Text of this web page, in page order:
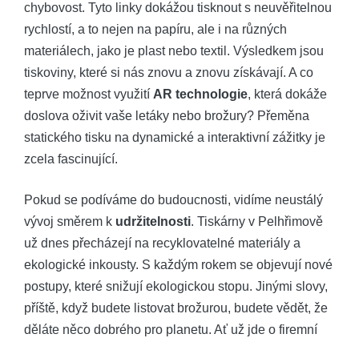
⁤chybovost. Tyto linky⁢ dokážou tisknout⁢ s neuvěřitelnou
rychlostí,‍ a to nejen na papíru, ale‍ i na ⁢různých
materiálech,‌ jako je plast nebo ⁢textil. Výsledkem jsou
tiskoviny,⁤ které si nás znovu a znovu získávají. A co
teprve možnost⁣ využití AR technologie, která dokáže
doslova oživit vaše letáky nebo brožury? Přeměna⁤
statického ⁤tisku‌ na‌ dynamické a ‌interaktivní⁣ zážitky je
zcela fascinující.
Pokud se⁣ podíváme do budoucnosti, vidíme⁢ neustálý⁢
vývoj směrem k udržitelnosti. Tiskárny‌ v Pelhřimově​
už ‍dnes přecházejí na ‌recyklovatelné ​materiály⁣ a
ekologické ‌inkousty. S každým rokem se​ objevují nové
‌postupy, ‌které snižují ekologickou stopu. Jinými slovy,
příště, když budete listovat brožurou, budete⁣ vědět,​ že
děláte něco ‍dobrého pro planetu. Ať už⁢ jde⁢ o ‌firemní